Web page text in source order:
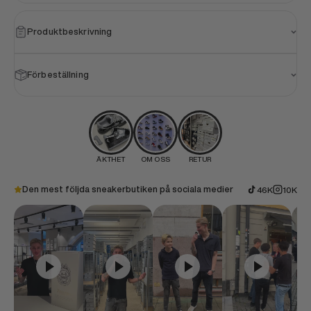
Produktbeskrivning
Förbeställning
ÄKTHET OM OSS RETUR
Den mest följda sneakerbutiken på sociala medier 46K 10K